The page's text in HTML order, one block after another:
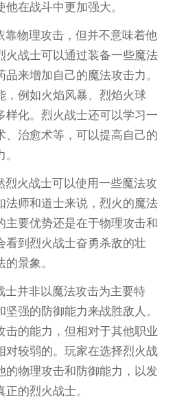
在战斗中更加强大。
靠物理攻击，但并不意味着他
火战士可以通过装备一些魔法
来增加自己的魔法攻击力。
，例如火焰风暴、烈焰火球
样化。烈火战士还可以学习一
、治愈术等，可以提高自己的
烈火战士可以使用一些魔法攻
法师和道士来说，烈火的魔法
主要优势还是在于物理攻击和
看到烈火战士奋勇杀敌的壮
景象。
士并非以魔法攻击为主要特
强的防御能力来战胜敌人。
击的能力，但相对于其他职业
对较弱的。玩家在选择烈火战
的物理攻击和防御能力，以发
的烈火战士。